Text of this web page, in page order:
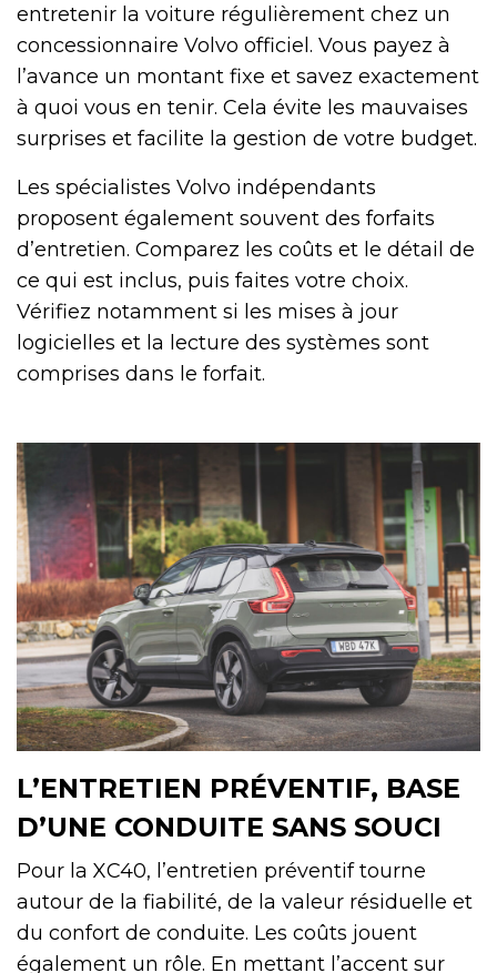
entretenir la voiture régulièrement chez un
concessionnaire Volvo officiel. Vous payez à
l’avance un montant fixe et savez exactement
à quoi vous en tenir. Cela évite les mauvaises
surprises et facilite la gestion de votre budget.
Les spécialistes Volvo indépendants
proposent également souvent des forfaits
d’entretien. Comparez les coûts et le détail de
ce qui est inclus, puis faites votre choix.
Vérifiez notamment si les mises à jour
logicielles et la lecture des systèmes sont
comprises dans le forfait.
L’ENTRETIEN PRÉVENTIF, BASE
D’UNE CONDUITE SANS SOUCI
Pour la XC40, l’entretien préventif tourne
autour de la fiabilité, de la valeur résiduelle et
du confort de conduite. Les coûts jouent
également un rôle. En mettant l’accent sur